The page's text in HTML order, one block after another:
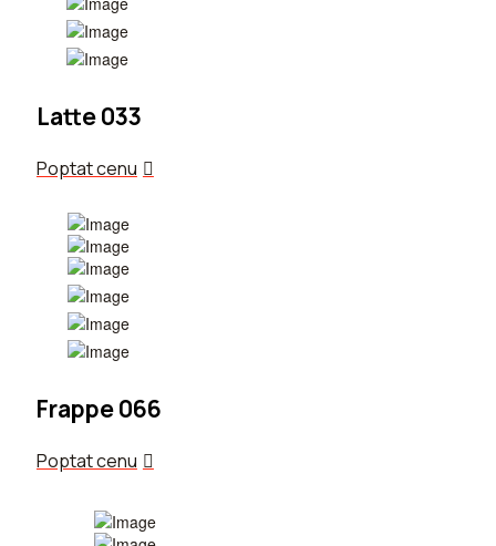
Latte 033
Poptat cenu
Frappe 066
Poptat cenu